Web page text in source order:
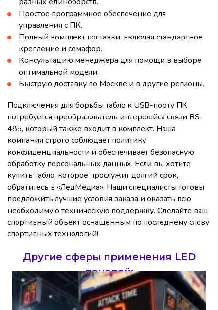
Простое программное обеспечение для
управления с ПК.
Полный комплект поставки, включая стандартное
крепление и семафор.
Консультацию менеджера для помощи в выборе
оптимальной модели.
Быструю доставку по Москве и в другие регионы.
Подключения для борьбы табло к USB-порту ПК
потребуется преобразователь интерфейса связи RS-
485, который также входит в комплект. Наша
компания строго соблюдает политику
конфиденциальности и обеспечивает безопасную
обработку персональных данных. Если вы хотите
купить табло, которое прослужит долгий срок,
обратитесь в «ЛедМедиа». Наши специалисты готовы
предложить лучшие условия заказа и оказать всю
необходимую техническую поддержку. Сделайте ваш
спортивный объект оснащенным по последнему слову
спортивных технологий!
Другие сферы применения LED
панелей: